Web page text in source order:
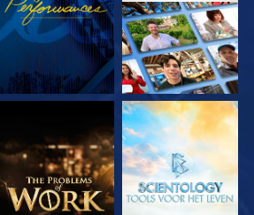
VERKEN DE SERIE VERKEN DE SERIE